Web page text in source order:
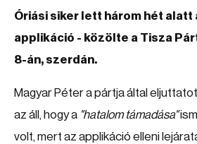
Óriási siker lett három hét alatt
applikáció - közölte a Tisza
8-án, szerdán.
Magyar Péter a pártja által
az áll, hogy a "hatalom támadása"
volt, mert az applikáció elleni